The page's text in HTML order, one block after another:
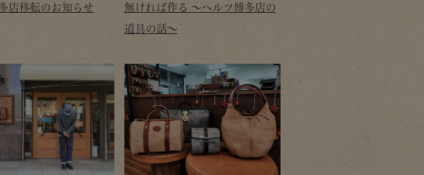
店移転のお知らせ
無ければ作る ～ヘルツ博多店の
道具の話～